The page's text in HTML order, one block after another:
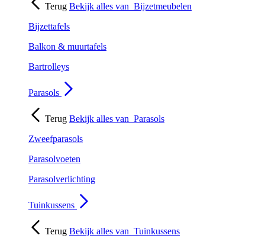
Terug Bekijk alles van Bijzetmeubelen
Bijzettafels
Balkon & muurtafels
Bartrolleys
Parasols
Terug Bekijk alles van Parasols
Zweefparasols
Parasolvoeten
Parasolverlichting
Tuinkussens
Terug Bekijk alles van Tuinkussens